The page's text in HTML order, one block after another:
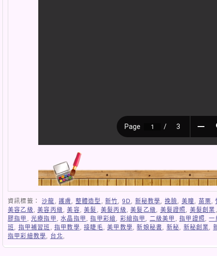
資訊標籤： 沙龍 ,護膚 , 整體造型 ,新竹, 9D , 新秘教學, 挽臉, 美瞳, 苗栗,
美容乙級 ,美容丙級 ,美容,美髮 ,美髮丙級 ,美髮乙級 , 美髮證照 , 美髮創業
膠指甲 ,光療指甲 ,水晶指甲 ,指甲彩繪, 彩繪指甲 , 二級美甲 ,指甲證照 ,一
班 , 指甲補習班 ,指甲教學,接睫毛,美甲教學,新娘秘書, 新秘, 新秘創業,
指甲彩繪教學, 台北,